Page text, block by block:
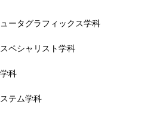
ータグラフィックス学科
ペシャリスト学科
科
テム学科